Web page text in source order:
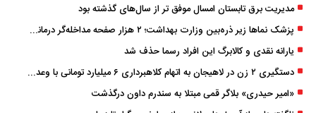
مدیریت برق تابستان امسال موفق ‌تر از سال‌های گذشته بود
پزشک ‌نماها زیر ذره‌بین وزارت بهداشت؛ ۲ هزار صفحه مداخله‌گر درمانی مسدود شد
یارانه نقدی و کالابرگ این افراد رسما حذف شد
دستگیری ۲ زن در لاهیجان به اتهام کلاهبرداری ۶ میلیارد تومانی با وعده وام
«امیر حیدری» بلاگر قمی مبتلا به سندرم داون درگذشت